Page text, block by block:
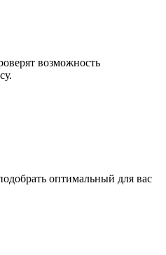
возможность
оптимальный для вас